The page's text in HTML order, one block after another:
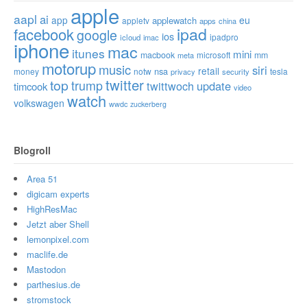
aapl ai app apple appletv applewatch apps china eu
facebookgoogle icloud imac ios ipad ipadpro
iphone itunes mac macbook meta microsoft mini mm
money motorupmusic notw nsa privacy retail security siri tesla
timcooktop trumptwittertwittwoch update video
volkswagen watch wwdc zuckerberg
Blogroll
Area 51
digicam experts
HighResMac
Jetzt aber Shell
lemonpixel.com
maclife.de
Mastodon
parthesius.de
stromstock